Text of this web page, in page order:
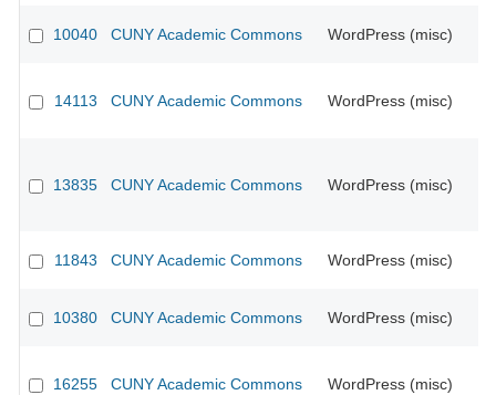
10040 CUNY Academic Commons WordPress (misc)
14113 CUNY Academic Commons WordPress (misc)
13835 CUNY Academic Commons WordPress (misc)
11843 CUNY Academic Commons WordPress (misc)
10380 CUNY Academic Commons WordPress (misc)
16255 CUNY Academic Commons WordPress (misc)